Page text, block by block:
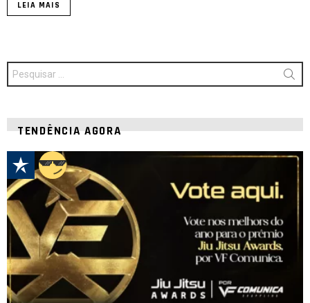
LEIA MAIS
Procurar
por:
TENDÊNCIA AGORA